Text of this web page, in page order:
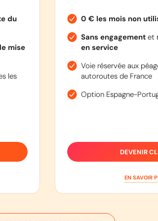
du
mise
les
0 € les mois non
Sans engagementet
en service
Voie réservée aux
autoroutes de France
Option Espagne-
DEVENIR
EN SAVOIR